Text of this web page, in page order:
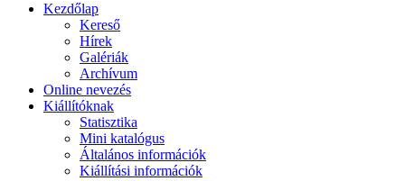
Kezdőlap
Kereső
Hírek
Galériák
Archívum
Online nevezés
Kiállítóknak
Statisztika
Mini katalógus
Általános információk
Kiállítási információk